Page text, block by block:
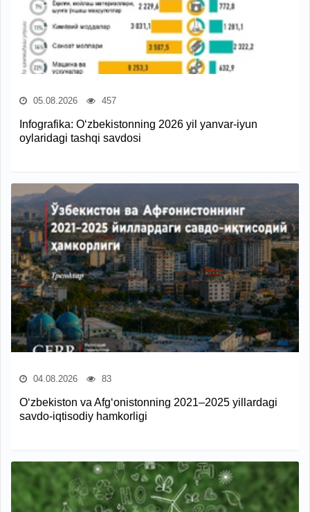
05.08.2026 457
Infografika: O‘zbekistonning 2026 yil yanvar-iyun
oylaridagi tashqi savdosi
04.08.2026 83
O‘zbekiston va Afg‘onistonning 2021–2025 yillardagi
savdo-iqtisodiy hamkorligi